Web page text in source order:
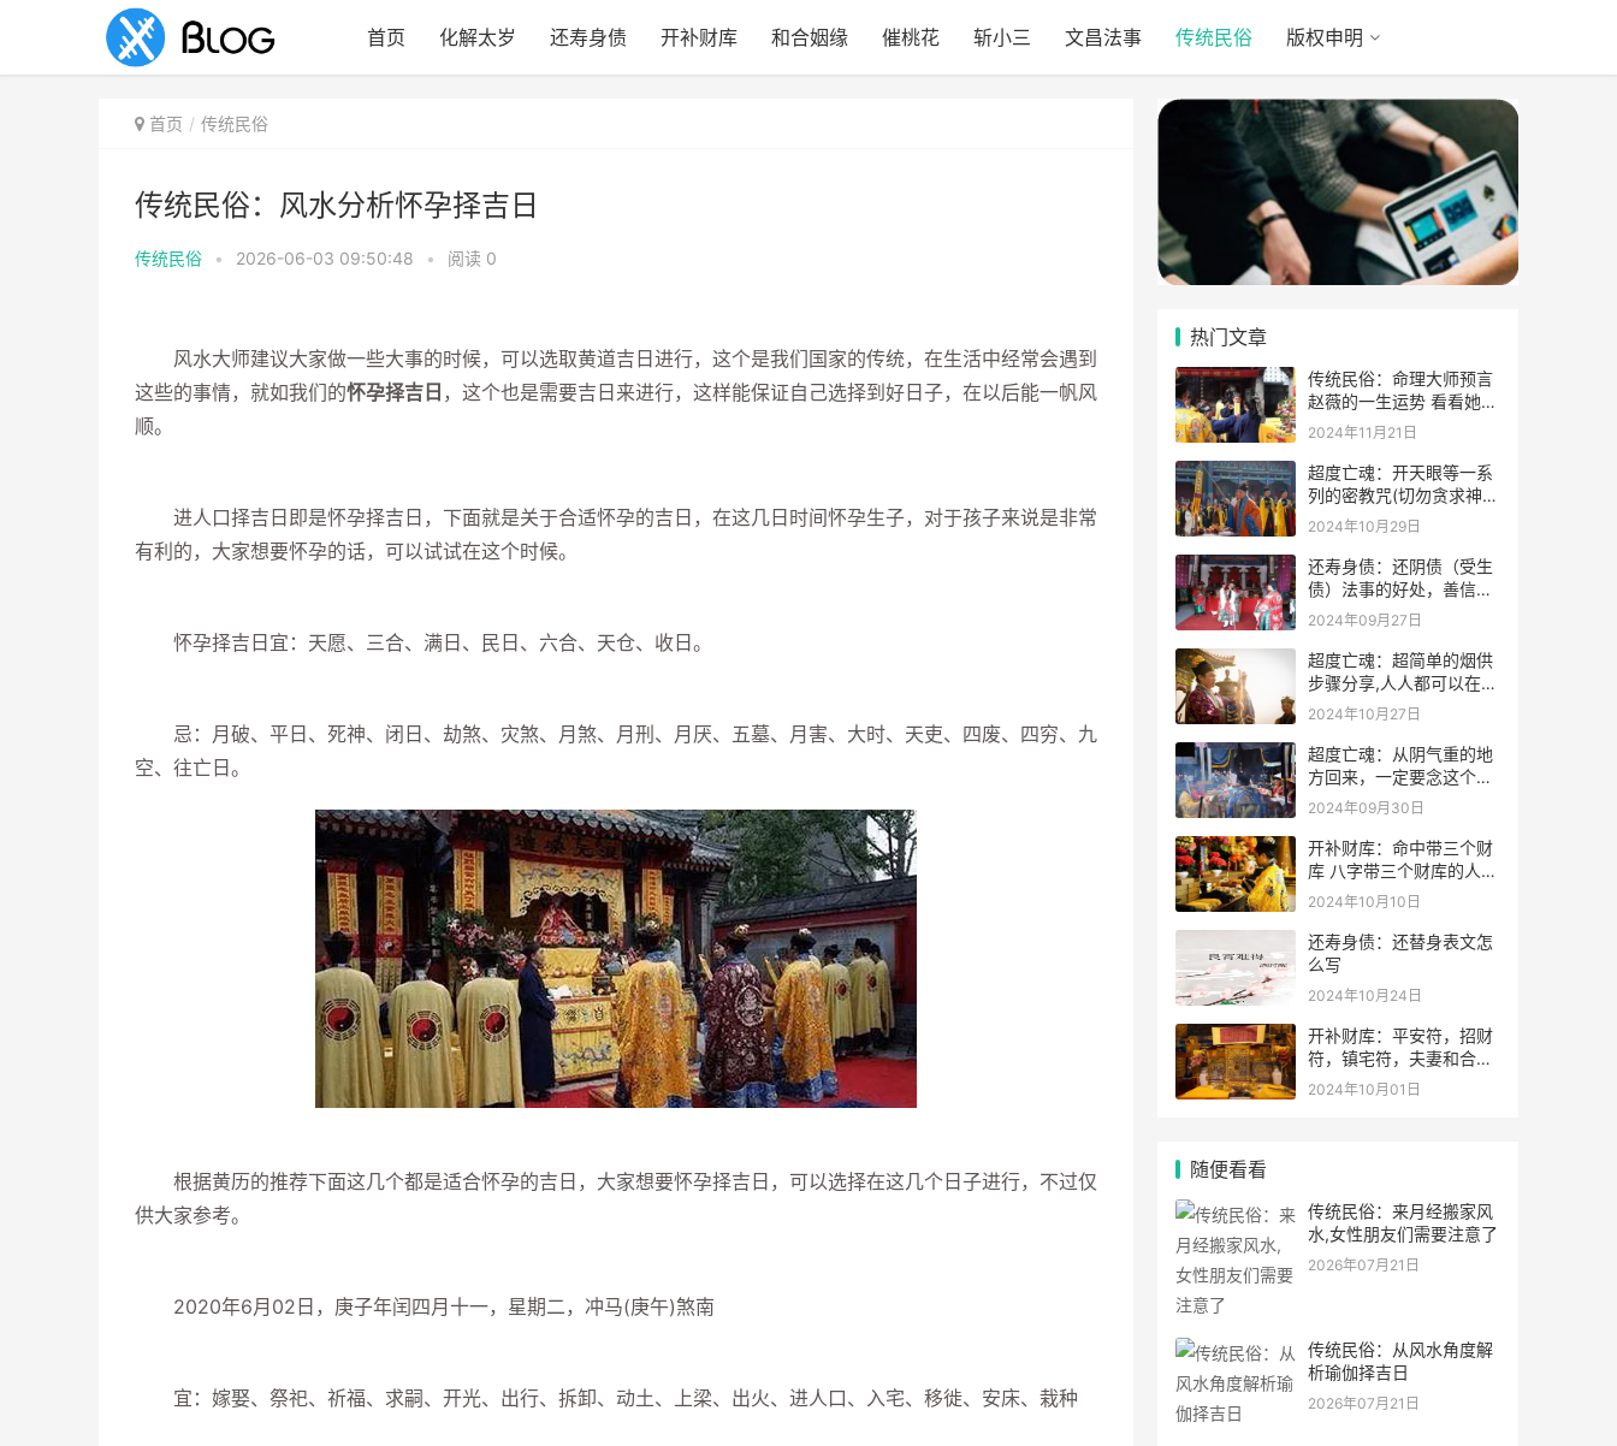
首页 化解太岁 还寿身债 开补财库 和合姻缘 催桃花 斩小三 文昌法事 传统民俗 版权申明
首页 传统民俗
传统民俗：风水分析怀孕择吉日
传统民俗 • 2026-06-03 09:50:48 • 阅读 0
风水大师建议大家做一些大事的时候，可以选取黄道吉日进行，这个是我们国家的传统，在生活中经常会遇到
这些的事情，就如我们的怀孕择吉日 ，这个也是需要吉日来进行，这样能保证自己选择到好日子，在以后能一帆风
顺。
进人口择吉日即是怀孕择吉日，下面就是关于合适怀孕的吉日，在这几日时间怀孕生子，对于孩子来说是非常
有利的，大家想要怀孕的话，可以试试在这个时候。
怀孕择吉日宜：天愿、三合、满日、民日、六合、天仓、收日。
忌：月破、平日、死神、闭日、劫煞、灾煞、月煞、月刑、月厌、五墓、月害、大时、天吏、四废、四穷、九
空、往亡日。
根据黄历的推荐下面这几个都是适合怀孕的吉日，大家想要怀孕择吉日，可以选择在这几个日子进行，不过仅
供大家参考。
2020年6月02日，庚子年闰四月十一，星期二，冲马(庚午)煞南
宜：嫁娶、祭祀、祈福、求嗣、开光、出行、拆卸、动土、上梁、出火、进人口、入宅、移徙、安床、栽种
热门文章
传统民俗：命理大师预言
赵薇的一生运势 看看她的
表示
2024年11月21日
超度亡魂：开天眼等一系
列的密教咒(切勿贪求神
通)
2024年10月29日
还寿身债：还阴债（受生
债）法事的好处，善信必
看！
2024年09月27日
超度亡魂：超简单的烟供
步骤分享,人人都可以在家
做烟供
2024年10月27日
超度亡魂：从阴气重的地
方回来，一定要念这个
咒！
2024年09月30日
开补财库：命中带三个财
库 八字带三个财库的人是
不是很有钱？
2024年10月10日
还寿身债：还替身表文怎
么写
2024年10月24日
开补财库：平安符，招财
符，镇宅符，夫妻和合符.
灵符符咒.
2024年10月01日
随便看看
传统民俗：来月经搬家风
水,女性朋友们需要注意了
2026年07月21日
传统民俗：从风水角度解
析瑜伽择吉日
2026年07月21日